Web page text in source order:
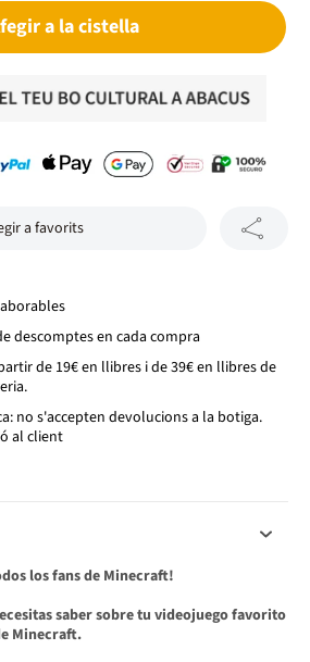
a la cistella
a favorits
descomptes en cada compra
de 19€ en llibres i de 39€ en llibres de
no s'accepten devolucions a la botiga.
al client
los fans de Minecraft!
saber sobre tu videojuego favorito
Minecraft.